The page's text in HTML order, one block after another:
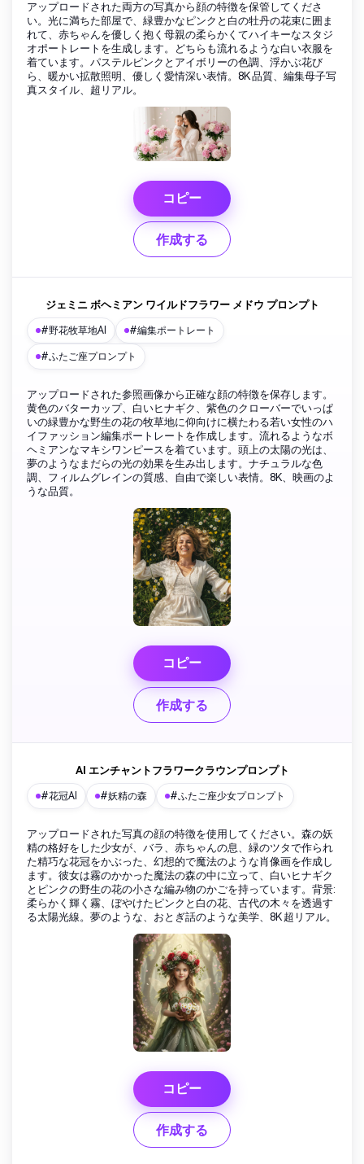
アップロードされた両方の写真から顔の特徴を保管してくださ
い。光に満ちた部屋で、緑豊かなピンクと白の牡丹の花束に囲ま
れて、赤ちゃんを優しく抱く母親の柔らかくてハイキーなスタジ
オポートレートを生成します。どちらも流れるような白い衣服を
着ています。パステルピンクとアイボリーの色調、浮かぶ花び
ら、暖かい拡散照明、優しく愛情深い表情。8K 品質、編集母子写
真スタイル、超リアル。
コピー
作成する
ジェミニ ボヘミアン ワイルドフラワー メドウ プロンプト
#野花牧草地AI #編集ポートレート
#ふたご座プロンプト
アップロードされた参照画像から正確な顔の特徴を保存します。
黄色のバターカップ、白いヒナギク、紫色のクローバーでいっぱ
いの緑豊かな野生の花の牧草地に仰向けに横たわる若い女性のハ
イファッション編集ポートレートを作成します。流れるようなボ
ヘミアンなマキシワンピースを着ています。頭上の太陽の光は、
夢のようなまだらの光の効果を生み出します。ナチュラルな色
調、フィルムグレインの質感、自由で楽しい表情。8K、映画のよ
うな品質。
コピー
作成する
AI エンチャントフラワークラウンプロンプト
#花冠AI #妖精の森 #ふたご座少女プロンプト
アップロードされた写真の顔の特徴を使用してください。森の妖
精の格好をした少女が、バラ、赤ちゃんの息、緑のツタで作られ
た精巧な花冠をかぶった、幻想的で魔法のような肖像画を作成し
ます。彼女は霧のかかった魔法の森の中に立って、白いヒナギク
とピンクの野生の花の小さな編み物のかごを持っています。背景:
柔らかく輝く霧、ぼやけたピンクと白の花、古代の木々を透過す
る太陽光線。夢のような、おとぎ話のような美学、8K 超リアル。
コピー
作成する